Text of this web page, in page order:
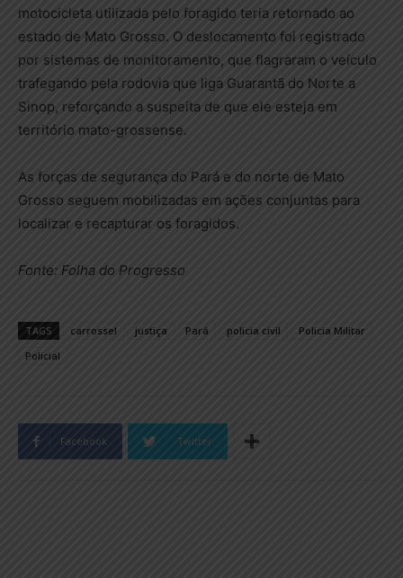
motocicleta utilizada pelo foragido teria retornado ao
estado de Mato Grosso. O deslocamento foi registrado
por sistemas de monitoramento, que flagraram o veículo
trafegando pela rodovia que liga Guarantã do Norte a
Sinop, reforçando a suspeita de que ele esteja em
território mato-grossense.
As forças de segurança do Pará e do norte de Mato
Grosso seguem mobilizadas em ações conjuntas para
localizar e recapturar os foragidos.
Fonte: Folha do Progresso
TAGS carrossel justiça Pará policia civil
Policia Militar
Policial
Facebook Twitter